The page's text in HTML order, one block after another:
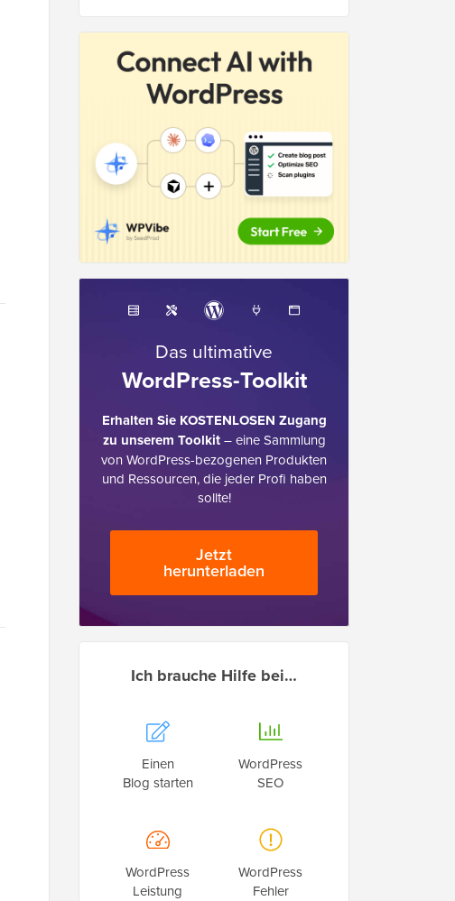
Das ultimative
WordPress-Toolkit
Erhalten Sie KOSTENLOSEN Zugang
zu unserem Toolkit– eine Sammlung
von WordPress-bezogenen Produkten
und Ressourcen, die jeder Profi haben
sollte!
Jetzt
herunterladen
Ich brauche Hilfe bei…
Einen
Blog starten
WordPress
SEO
WordPress
Leistung
WordPress
Fehler